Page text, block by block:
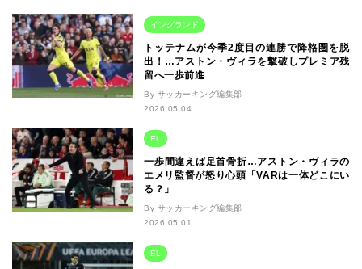
イングランド
トッテナムが今季2度目の連勝で降格圏を脱
出！…アストン・ヴィラを撃破しプレミア残
留へ一歩前進
By サッカーキング編集部
2026.05.04
EL
一歩間違えば足首骨折…アストン・ヴィラの
エメリ監督が怒り心頭「VARは一体どこにい
る？」
By サッカーキング編集部
2026.05.01
EL